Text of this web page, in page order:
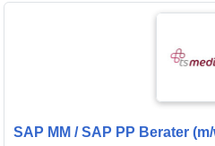
SAP MM / SAP PP Berater